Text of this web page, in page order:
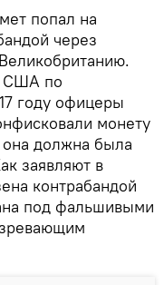
попал на
через
США по
году офицеры
монету
должна была
заявляют в
контрабандой
под фальшивыми